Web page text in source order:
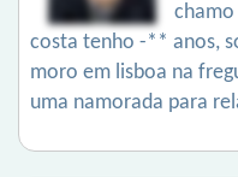
costa tenho -** anos,
moro em lisboa na
uma namorada para